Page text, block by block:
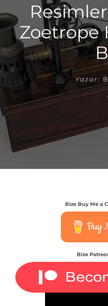
Zoetrope
Yazar:
Bize Buy Me a
Buy
Bize